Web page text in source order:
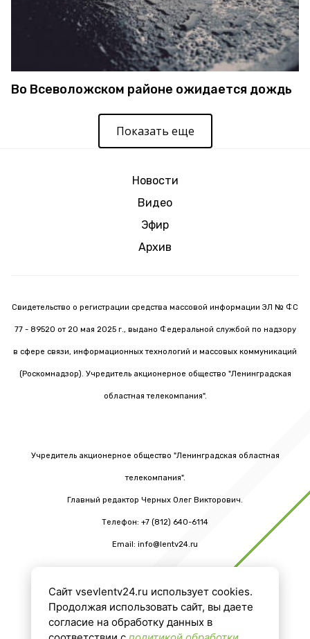
Во Всеволожском районе ожидается дождь
Показать еще
Новости
Видео
Эфир
Архив
Свидетельство о регистрации средства массовой информации ЭЛ № ФС
77 - 89520 от 20 мая 2025 г., выдано Федеральной службой по надзору
в сфере связи, информационных технологий и массовых коммуникаций
(Роскомнадзор). Учредитель акционерное общество "Ленинградская
областная телекомпания".
Учредитель акционерное общество "Ленинградская областная
телекомпания".
Главный редактор Черных Олег Викторович.
Телефон: +7 (812) 640-6114
Email: info@lentv24.ru
16+
Сайт vsevlentv24.ru использует cookies.
Продолжая использовать сайт, вы даете
согласие на обработку данных в